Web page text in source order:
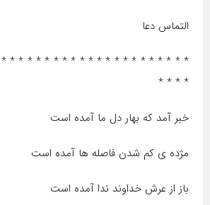
التماس دعا
* * * * * * * * * * * * * * * * * * * * *
* * * *
خبر آمد که بهار دل ما آمده است
مژده ی کم شدن فاصله ها آمده است
باز از عرش خداوند ندا آمده است